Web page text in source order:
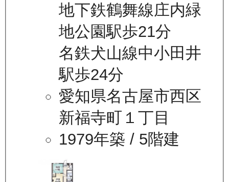
地下鉄鶴舞線庄内緑
地公園駅歩21分
名鉄犬山線中小田井
駅歩24分
愛知県名古屋市西区
新福寺町１丁目
1979年築 / 5階建